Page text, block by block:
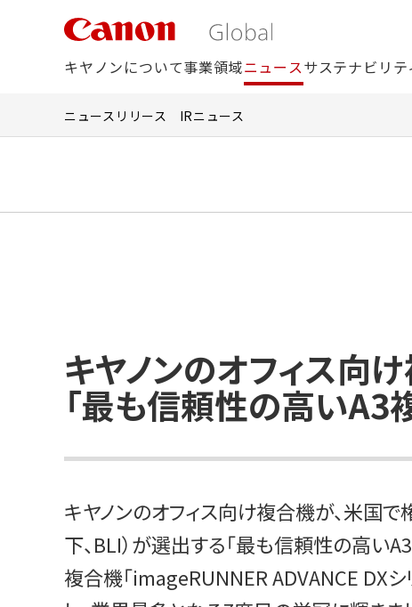
本
キヤノンについて事業領域ニュースサステナビリテ
ニュースリリース IRニュース
キヤノンのオフィス向
「最も信頼性の高いA3
キヤノンのオフィス向け複合機が、米
下、BLI）が選出する「最も信頼性の高い
複合機「imageRUNNER ADVANCE DX